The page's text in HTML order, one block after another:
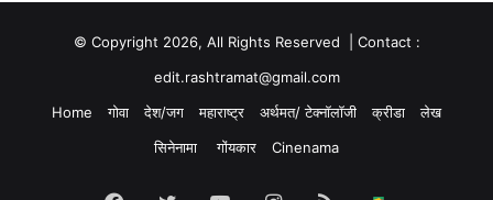
© Copyright 2026, All Rights Reserved | Contact :
edit.rashtramat@gmail.com
Home
गोवा देश/जग महाराष्ट्र अर्थमत/ टेक्नॉलॉजी क्रीडा
लेख
सिनेनामा
गोंयकार Cinenama